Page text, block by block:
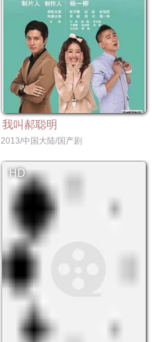
我叫郝聪明
2013/中国大陆/国产剧
HD